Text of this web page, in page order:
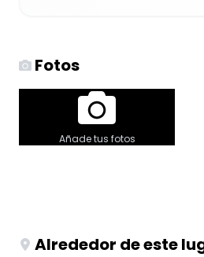
Fotos
Añade tus fotos
Alrededor de este